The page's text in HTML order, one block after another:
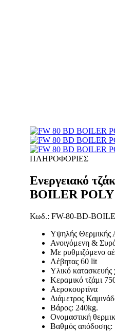
ΠΛΗΡΟΦΟΡΙΕΣ
Ενεργειακό
BOILER POLY
Κωδ.: FW-80-BD-
Υψηλής Θερμικής
Ανοιγόμενη &
Με ρυθμιζόμενο
Λέβητας 60 lit
Υλικό κατασκευής
Κεραμικό τζάμι
Αεροκουρτίνα
Διάμετρος
Βάρος: 240kg.
Ονομαστική
Βαθμός απόδοσης: